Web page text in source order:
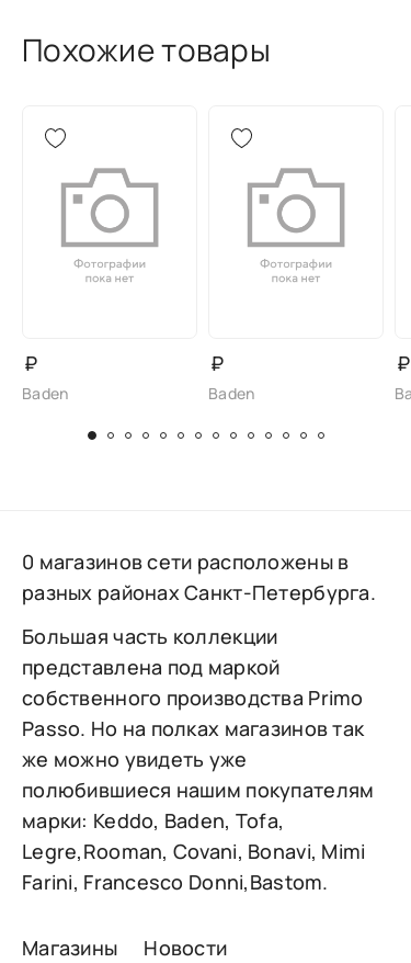
Похожие товары
₽
Baden
₽
Baden
₽
Магазины Новости
0 магазинов сети расположены в
разных районах Санкт-Петербурга.
Большая часть коллекции
представлена под маркой
собственного производства Primo
Passo. Но на полках магазинов так
же можно увидеть уже
полюбившиеся нашим покупателям
марки: Keddo, Baden, Tofa,
Legre,Rooman, Covani, Bonavi, Mimi
Farini, Francesco Donni,Bastom.